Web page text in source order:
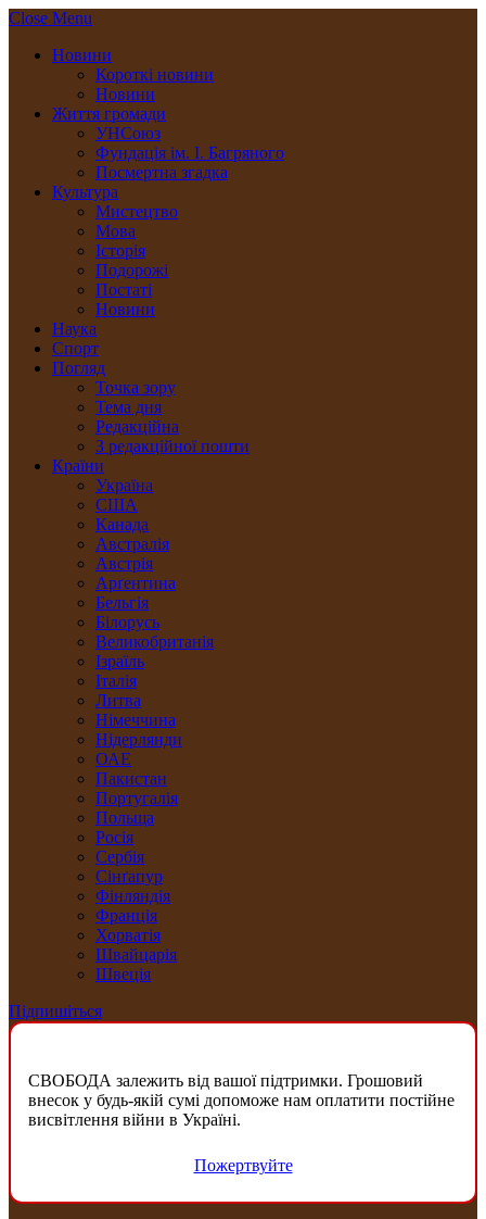
Close Menu
Новини
Короткі новини
Новини
Життя громади
УНСоюз
Фундація ім. І. Багряного
Посмертна згадка
Культура
Мистецтво
Мова
Історія
Подорожі
Постаті
Новини
Наука
Спорт
Погляд
Точка зору
Тема дня
Редакційна
З редакційної пошти
Країни
Україна
США
Канада
Австралія
Австрія
Арґентина
Бельгія
Білорусь
Великобританія
Ізраїль
Італія
Литва
Німеччина
Нідерлянди
ОАЕ
Пакистан
Португалія
Польща
Росія
Сербія
Сінґапур
Фінляндія
Франція
Хорватія
Швайцарія
Швеція
Підпишіться
СВОБОДА залежить від вашої підтримки. Грошовий
внесок у будь-якій сумі допоможе нам оплатити постійне
висвітлення війни в Україні.
Пожертвуйте